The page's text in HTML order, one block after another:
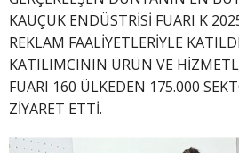
KAUÇUK ENDÜSTRİSİ FUARI K
REKLAM FAALİYETLERİYLE
KATILIMCININ ÜRÜN VE
FUARI 160 ÜLKEDEN 175.000
ZİYARET ETTİ.